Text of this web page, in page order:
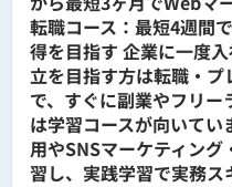
転職コース：最短4週間
得を目指す 企業に一度
立を目指す方は転職・
で、すぐに副業やフリ
は学習コースが向いてい
用やSNSマーケティン
習し、実践学習で実務ス